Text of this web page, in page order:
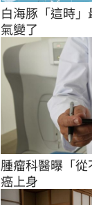
白海豚「這時
氣變了
腫瘤科醫曝「
癌上身